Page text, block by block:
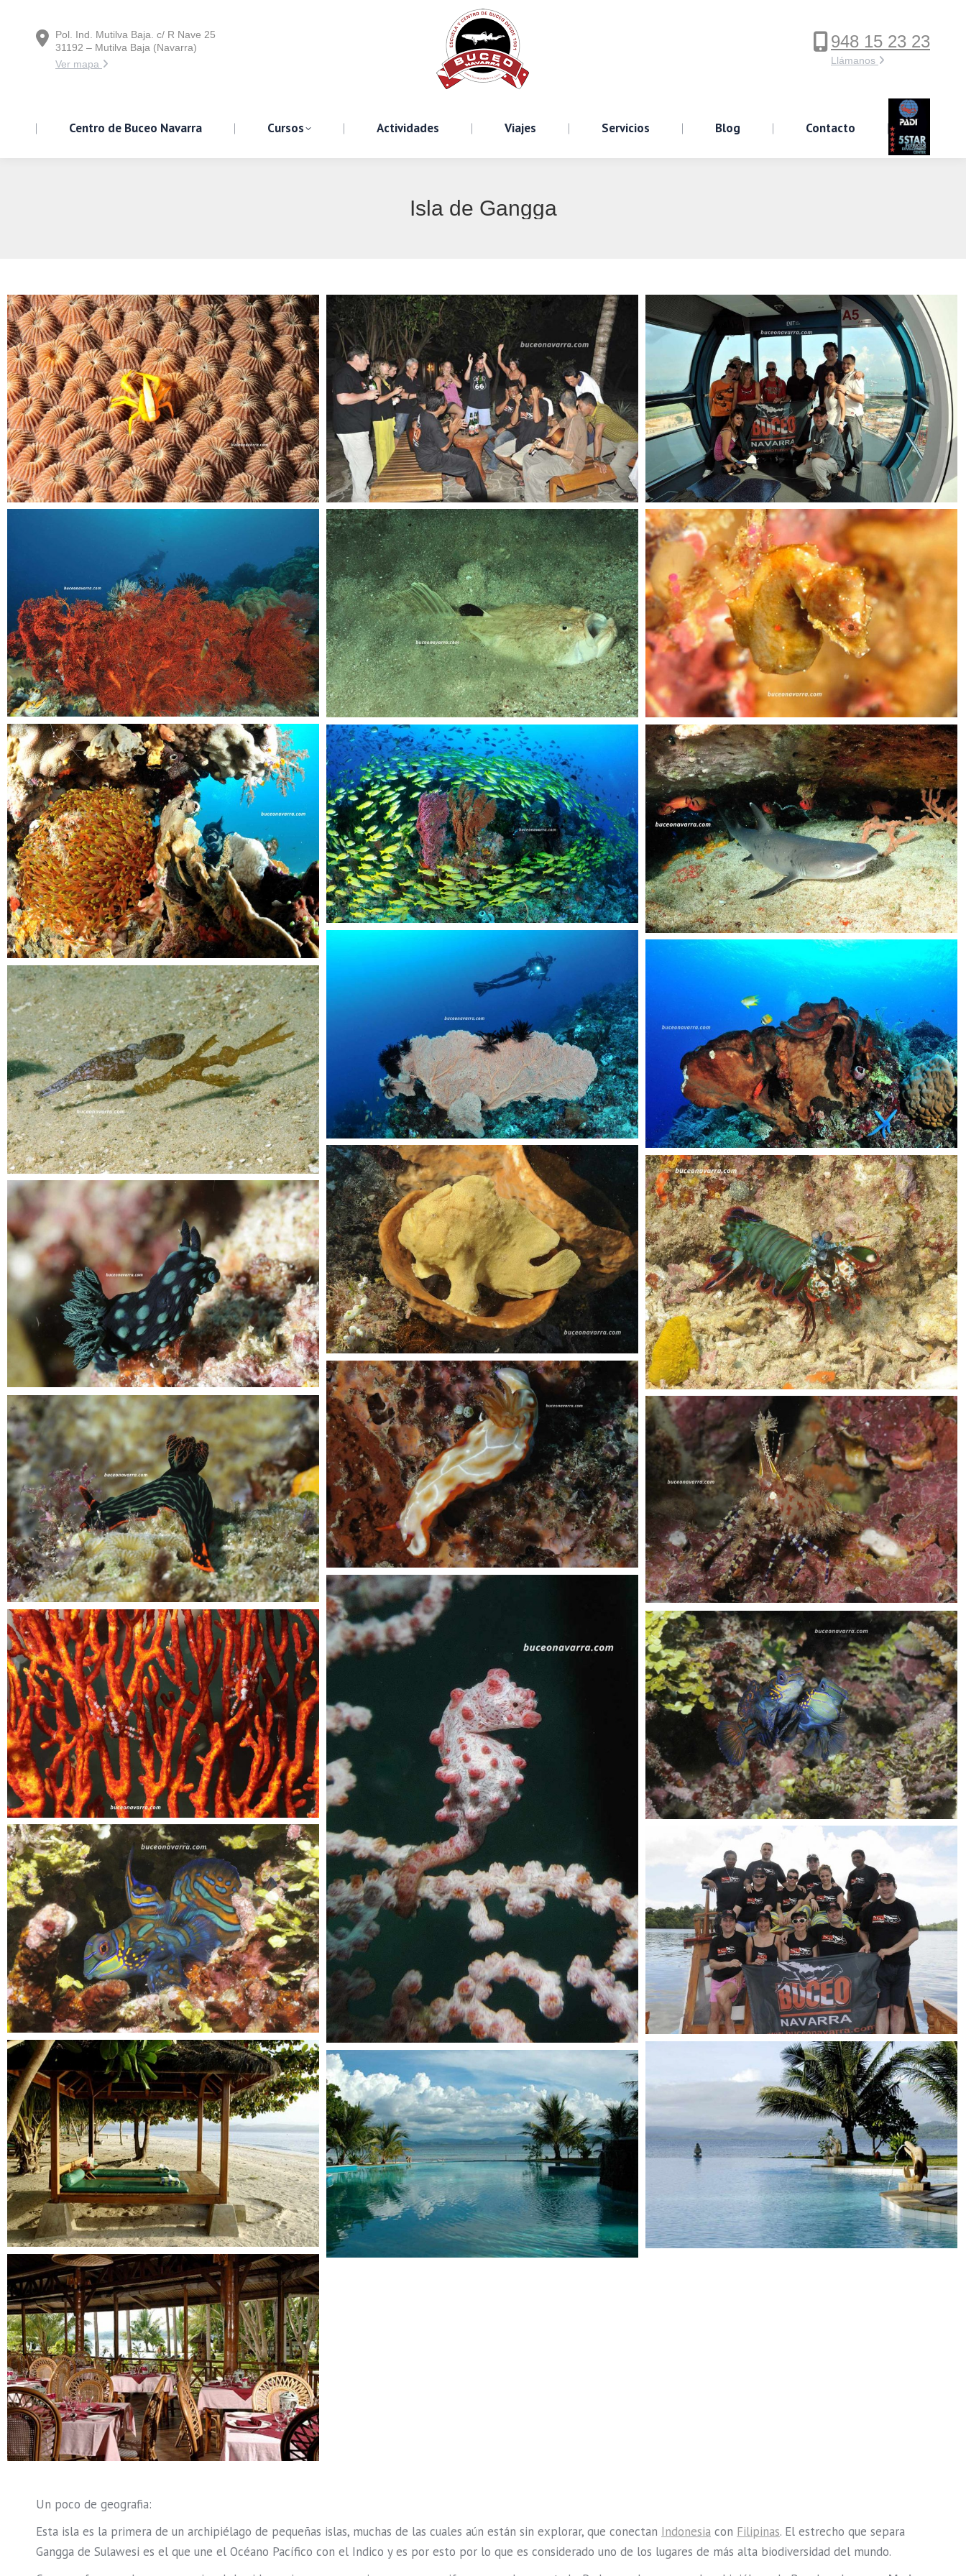
Pol. Ind. Mutilva Baja. c/ R Nave 25
31192 – Mutilva Baja (Navarra)
Ver mapa
948 15 23 23
Llámanos
Centro de Buceo Navarra Cursos Actividades Viajes Servicios Blog Contacto
Isla de Gangga
Un poco de geografia:
Esta isla es la primera de un archipiélago de pequeñas islas, muchas de las cuales aún están sin explorar, que conectan Indonesia con Filipinas. El estrecho que separa
Gangga de Sulawesi es el que une el Océano Pacífico con el Indico y es por esto por lo que es considerado uno de los lugares de más alta biodiversidad del mundo.
Centro de Buceo Navarra Actividades Contacto